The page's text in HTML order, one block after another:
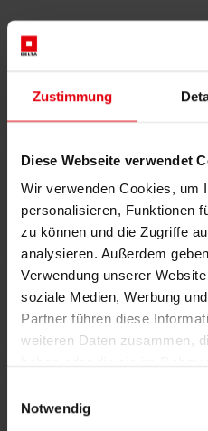
Zustimmung
Diese Webseite verwendet
Wir verwenden Cookies, um
personalisieren, Funktionen
zu können und die Zugriffe
analysieren. Außerdem
Verwendung unserer
soziale Medien, Werbung
Partner führen diese
weiteren Daten zusammen,
Notwendig
14. Dezember 2021
DELTA & DELTA PODS:
architektonische Spielwiese
Kindergarten Negrellistraße:
ganzheitliches Konzept
16. November 2021
Architekturwettbewerb-Sieg:
Ammoniten
9. November 2021